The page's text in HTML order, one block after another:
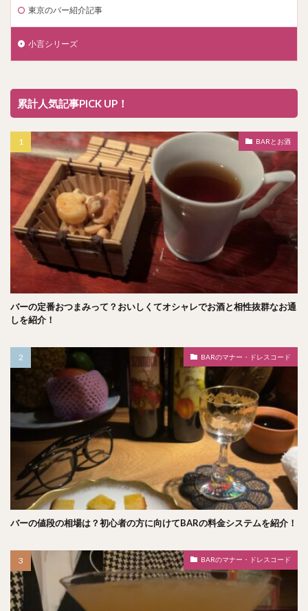
東京のバー紹介記事
小言シリーズ
累計人気記事PICK UP！
BARとお酒
バーの定番おつまみって？おいしくてオシャレでお酒と相性抜群なお通
しを紹介！
BARのマナー・ドレスコード
バーの値段の相場は？初心者の方に向けてBARの料金システムを紹介！
BARのマナー・ドレスコード